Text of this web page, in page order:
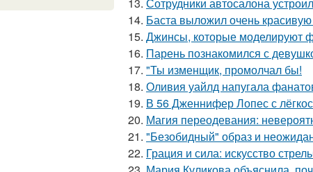
14. Баста выложил очень
15. Джинсы, которые моделируют
16. Парень познакомился с
17. "Ты изменщик, промолчал бы!
18. Оливия уайлд напугала
19. В 56 Дженнифер Лопес с
20. Магия переодевания:
21. "Безобидный" образ и
22. Грация и сила: искусство